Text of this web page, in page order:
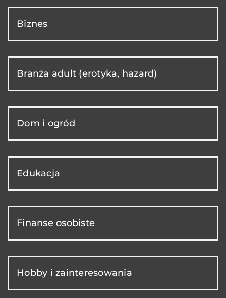
Biznes
Branża adult (erotyka, hazard)
Dom i ogród
Edukacja
Finanse osobiste
Hobby i zainteresowania